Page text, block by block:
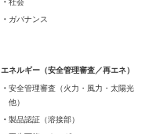
社会
ガバナンス
エネルギー（安全管理審査／再エネ）
安全管理審査（火力・風力・太陽光
他）
製品認証（溶接部）